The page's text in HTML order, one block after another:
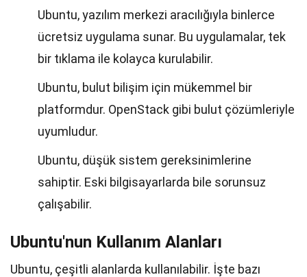
Ubuntu, yazılım merkezi aracılığıyla binlerce
ücretsiz uygulama sunar. Bu uygulamalar, tek
bir tıklama ile kolayca kurulabilir.
Ubuntu, bulut bilişim için mükemmel bir
platformdur. OpenStack gibi bulut çözümleriyle
uyumludur.
Ubuntu, düşük sistem gereksinimlerine
sahiptir. Eski bilgisayarlarda bile sorunsuz
çalışabilir.
Ubuntu'nun Kullanım Alanları
Ubuntu, çeşitli alanlarda kullanılabilir. İşte bazı